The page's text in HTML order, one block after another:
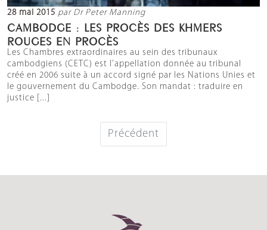
28 mai 2015 par Dr Peter Manning
CAMBODGE : LES PROCÈS DES KHMERS
ROUGES EN PROCÈS
Les Chambres extraordinaires au sein des tribunaux
cambodgiens (CETC) est l’appellation donnée au tribunal
créé en 2006 suite à un accord signé par les Nations Unies et
le gouvernement du Cambodge. Son mandat : traduire en
justice [...]
Précédent